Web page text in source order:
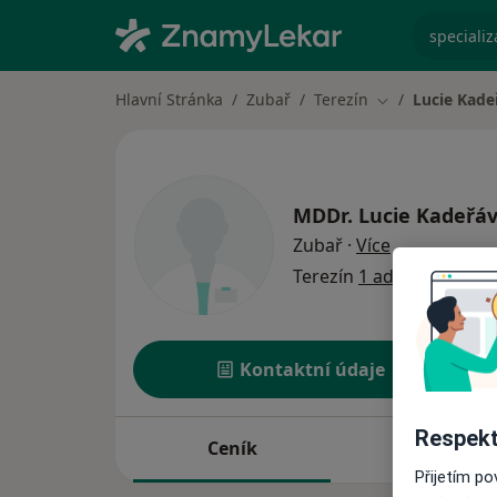
Hlavní Stránka Zubař Terezín Změna města
Lucie
MDDr. Lucie
Zubař · Víceo
Terezín 1 adresa
Kontaktní údaje
Ceník Adresy
Přijetím